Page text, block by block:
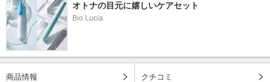
オトナの目元に嬉しいケアセット
Bio Lucia
商品情報 クチコミ